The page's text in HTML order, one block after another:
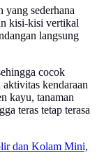
sederhana
kisi-kisi vertikal
langsung
cocok
kendaraan
kayu, tanaman
teras tetap terasa
dan Kolam Mini,